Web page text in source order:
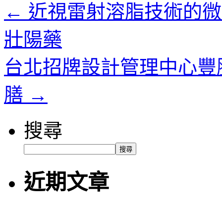
← 近視雷射溶脂技術的
壯陽藥
台北招牌設計管理中心
膳 →
搜尋
搜尋
近期文章